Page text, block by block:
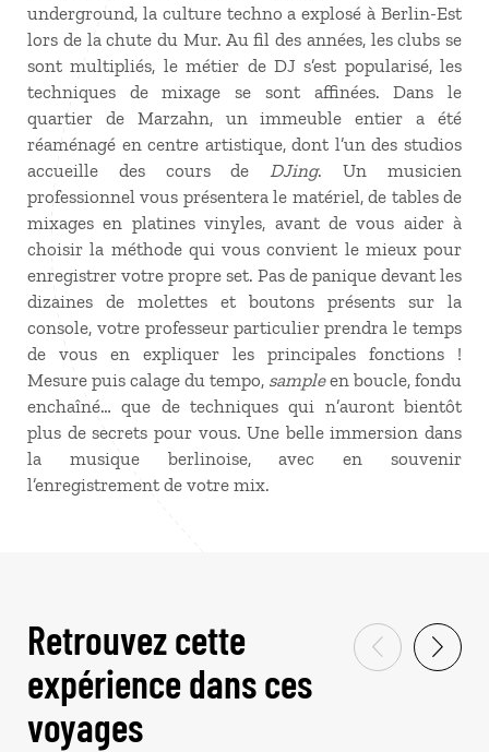
underground, la culture techno a explosé à Berlin-Est
lors de la chute du Mur. Au fil des années, les clubs se
sont multipliés, le métier de DJ s’est popularisé, les
techniques de mixage se sont affinées. Dans le
quartier de Marzahn, un immeuble entier a été
réaménagé en centre artistique, dont l’un des studios
accueille des cours deDJing. Un musicien
professionnel vous présentera le matériel, de tables de
mixages en platines vinyles, avant de vous aider à
choisir la méthode qui vous convient le mieux pour
enregistrer votre propre set. Pas de panique devant les
dizaines de molettes et boutons présents sur la
console, votre professeur particulier prendra le temps
de vous en expliquer les principales fonctions !
Mesure puis calage du tempo, sampleen boucle, fondu
enchaîné… que de techniques qui n’auront bientôt
plus de secrets pour vous. Une belle immersion dans
la musique berlinoise, avec en souvenir
l’enregistrement de votre mix.
Retrouvez cette
expérience dans ces
voyages